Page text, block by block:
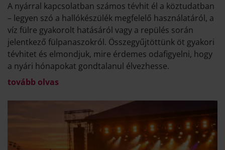
A nyárral kapcsolatban számos tévhit él a köztudatban
– legyen szó a hallókészülék megfelelő használatáról, a
víz fülre gyakorolt hatásáról vagy a repülés során
jelentkező fülpanaszokról. Összegyűjtöttünk öt gyakori
tévhitet és elmondjuk, mire érdemes odafigyelni, hogy
a nyári hónapokat gondtalanul élvezhesse.
tovább olvas